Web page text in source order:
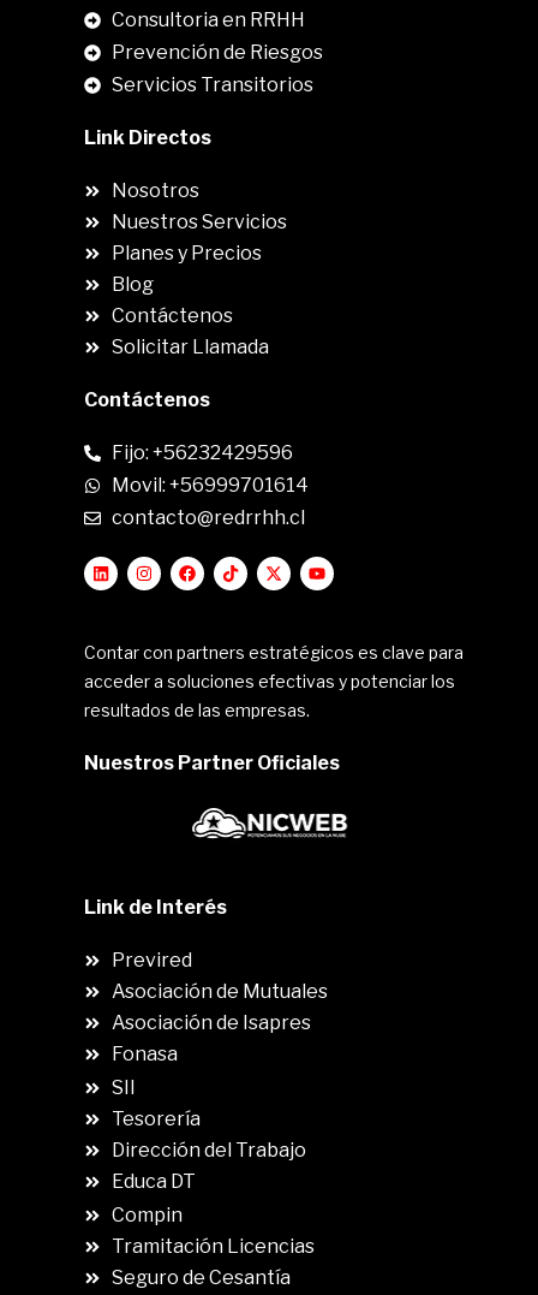
Consultoria en RRHH
Prevención de Riesgos
Servicios Transitorios
Link Directos
Nosotros
Nuestros Servicios
Planes y Precios
Blog
Contáctenos
Solicitar Llamada
Contáctenos
Fijo: +56232429596
Movil: +56999701614
contacto@redrrhh.cl
Contar con partners estratégicos es clave para
acceder a soluciones efectivas y potenciar los
resultados de las empresas.
Nuestros Partner Oficiales
Link de Interés
Previred
Asociación de Mutuales
Asociación de Isapres
Fonasa
SII
Tesorería
Dirección del Trabajo
Educa DT
Compin
Tramitación Licencias
Seguro de Cesantía